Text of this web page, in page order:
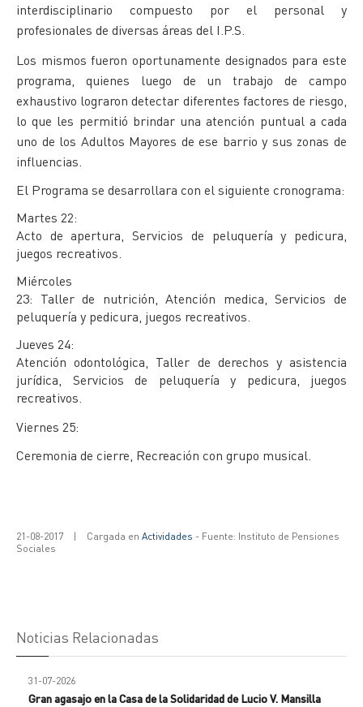
interdisciplinario compuesto por el personal y
profesionales de diversas áreas del I.P.S.
Los mismos fueron oportunamente designados para este
programa, quienes luego de un trabajo de campo
exhaustivo lograron detectar diferentes factores de riesgo,
lo que les permitió brindar una atención puntual a cada
uno de los Adultos Mayores de ese barrio y sus zonas de
influencias.
El Programa se desarrollara con el siguiente cronograma:
Martes 22:
Acto de apertura, Servicios de peluquería y pedicura,
juegos recreativos.
Miércoles
23: Taller de nutrición, Atención medica, Servicios de
peluquería y pedicura, juegos recreativos.
Jueves 24:
Atención odontológica, Taller de derechos y asistencia
jurídica, Servicios de peluquería y pedicura, juegos
recreativos.
Viernes 25:
Ceremonia de cierre, Recreación con grupo musical.
21-08-2017 | Cargada en Actividades - Fuente: Instituto de Pensiones
Sociales
Noticias Relacionadas
31-07-2026
Gran agasajo en la Casa de la Solidaridad de Lucio V. Mansilla